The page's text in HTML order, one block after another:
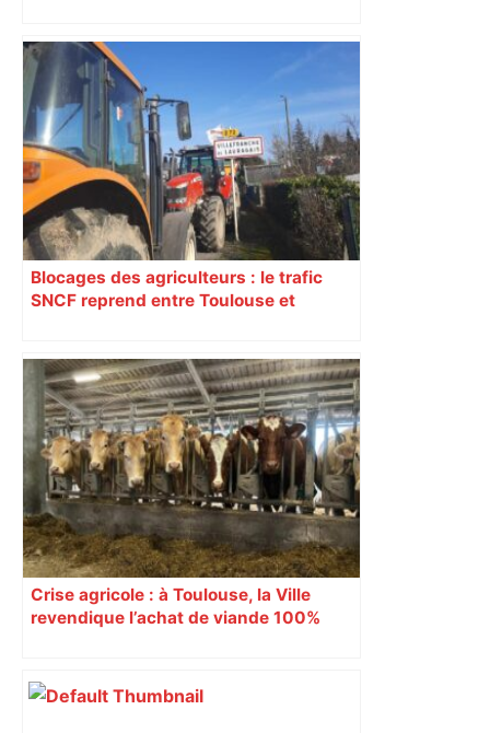
Blocages des agriculteurs : le trafic
SNCF reprend entre Toulouse et
Crise agricole : à Toulouse, la Ville
revendique l’achat de viande 100%